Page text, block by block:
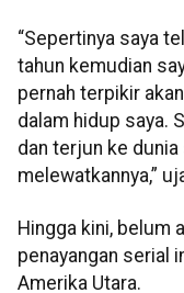
“Sepertinya saya
tahun kemudian
pernah terpikir
dalam hidup saya.
dan terjun ke dunia
melewatkannya,”
Hingga kini, belum
penayangan serial
Amerika Utara.